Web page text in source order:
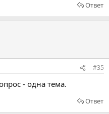
Ответ
#35
- одна тема.
Ответ